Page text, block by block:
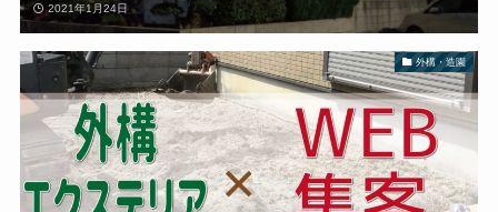
2021年1月24日
外構・造園